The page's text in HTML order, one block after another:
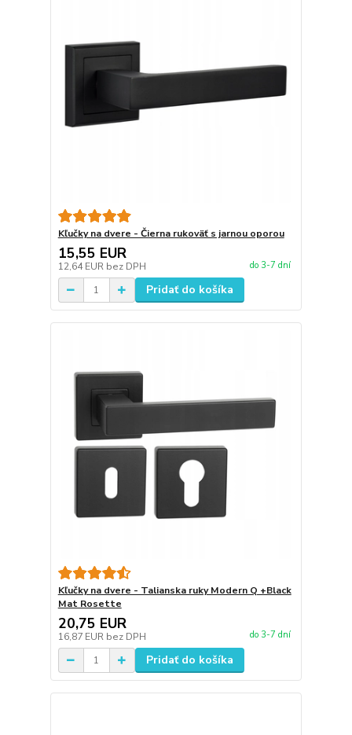
Kľučky na dvere - Čierna rukoväť s jarnou oporou
15,55 EUR
12,64 EUR bez DPH do 3-7 dní
Pridať do košíka
Kľučky na dvere - Talianska ruky Modern Q +Black
Mat Rosette
20,75 EUR
16,87 EUR bez DPH do 3-7 dní
Pridať do košíka